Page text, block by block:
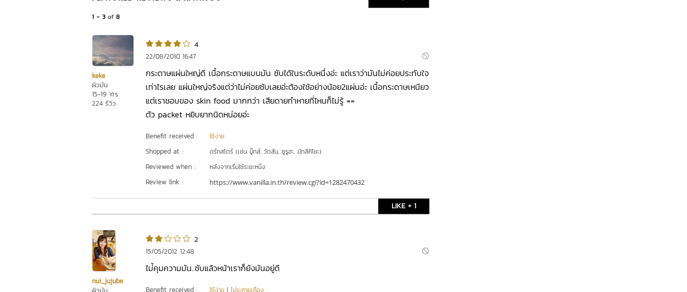
1 - 3 of 8
keke
ผิวมัน
15-19 Yrs
224 รีวิว
4
22/08/2010 16:47
กระดาษแผ่นใหญ่ดี เนื้อกระดาษแบบมัน ซับได้ในระดับหนึ่งอ่ะ แต่เราว่ามันไม่ค่อยประทับใจ
เท่าไรเลย แผ่นใหญ่จริงแต่ว่าไม่ค่อยซับเลยอ่ะต้องใช้อย่างน้อย2แผ่นอ่ะ เนื้อกระดาษเหนียว
แต่เราชอบของ skin food มากกว่า เสียดายทำหายที่ไหนก็ไม่รู้ ==
ตัว packet หยิบยากนิดหน่อยอ่ะ
Benefit received : ใช้ง่าย
Shopped at : ดรักสโตร์ (เช่น บู๊ทส์, วัตสัน, ซูรูฮะ, มัทสึคิโยะ)
Reviewed when : หลังจากเริ่มใช้ระยะหนึ่ง
Review link : https://www.vanilla.in.th/review.cgi?id=1282470432
LIKE + 1
nui_jujube
2
15/05/2012 12:48
ไม่้คุมความมัน..ซับแล้วหน้าเราก็ยังมันอยู่ดี
Benefit received : ใช้ง่าย | ไม่ระคายเคือง